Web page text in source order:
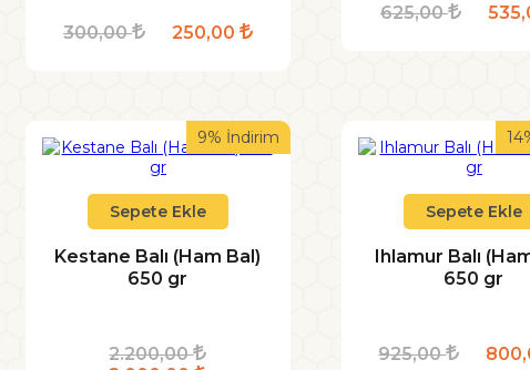
300,00 250,00
625,00
9% İndirim
Sepete Ekle
Kestane Balı (Ham Bal)
650 gr
2.200,00
Sepete Ekle
Ihlamur Balı
650 gr
925,00